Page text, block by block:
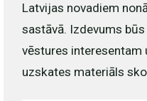
Latvijas novadiem
sastāvā. Izdevums
vēstures interesentam
uzskates materiāls